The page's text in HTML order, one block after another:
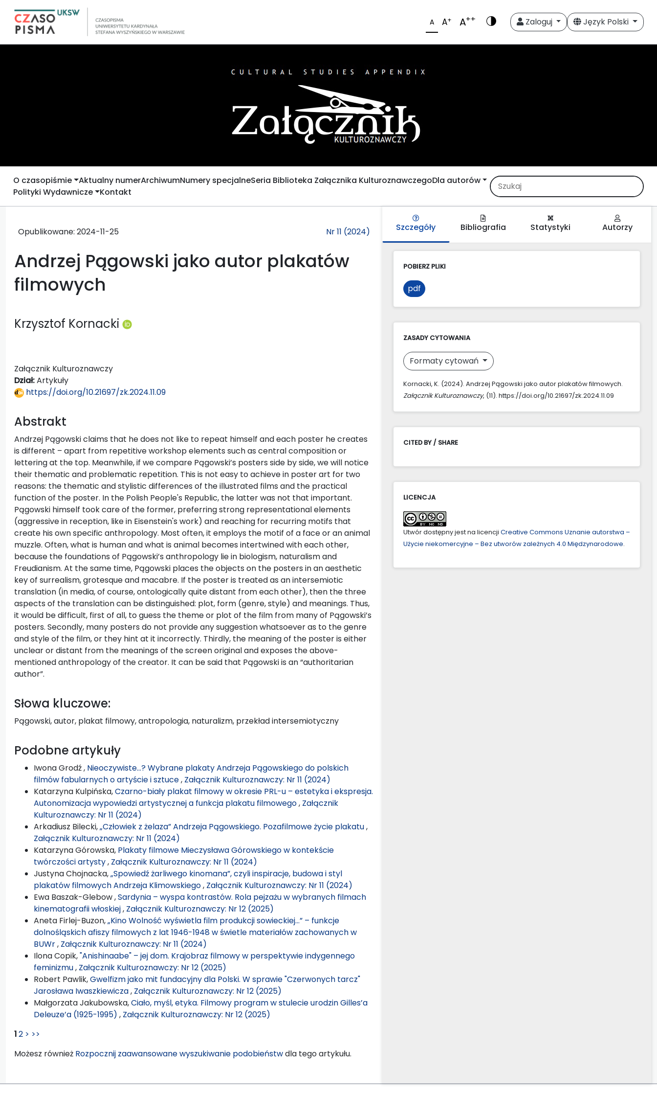
A A+ A++ Zaloguj Język Polski
O czasopiśmie Aktualny numerArchiwumNumery specjalneSeria Biblioteka Załącznika KulturoznawczegoDla autorów
Polityki Wydawnicze Kontakt
Opublikowane: 2024-11-25 Nr 11 (2024)
Andrzej Pągowski jako autor plakatów
filmowych
Krzysztof Kornacki
Załącznik Kulturoznawczy
Dział:Artykuły
https://doi.org/10.21697/zk.2024.11.09
Abstrakt
Andrzej Pągowski claims that he does not like to repeat himself and each poster he creates
is different – apart from repetitive workshop elements such as central composition or
lettering at the top. Meanwhile, if we compare Pągowski’s posters side by side, we will notice
their thematic and problematic repetition. This is not easy to achieve in poster art for two
reasons: the thematic and stylistic differences of the illustrated films and the practical
function of the poster. In the Polish People's Republic, the latter was not that important.
Pągowski himself took care of the former, preferring strong representational elements
(aggressive in reception, like in Eisenstein's work) and reaching for recurring motifs that
create his own specific anthropology. Most often, it employs the motif of a face or an animal
muzzle. Often, what is human and what is animal becomes intertwined with each other,
because the foundations of Pągowski’s anthropology lie in biologism, naturalism and
Freudianism. At the same time, Pągowski places the objects on the posters in an aesthetic
key of surrealism, grotesque and macabre. If the poster is treated as an intersemiotic
translation (in media, of course, ontologically quite distant from each other), then the three
aspects of the translation can be distinguished: plot, form (genre, style) and meanings. Thus,
it would be difficult, first of all, to guess the theme or plot of the film from many of Pągowski’s
posters. Secondly, many posters do not provide any suggestion whatsoever as to the genre
and style of the film, or they hint at it incorrectly. Thirdly, the meaning of the poster is either
unclear or distant from the meanings of the screen original and exposes the above-
mentioned anthropology of the creator. It can be said that Pągowski is an “authoritarian
author”.
Słowa kluczowe:
Pągowski, autor, plakat filmowy, antropologia, naturalizm, przekład intersemiotyczny
Podobne artykuły
Iwona Grodź , Nieoczywiste…? Wybrane plakaty Andrzeja Pągowskiego do polskich
filmów fabularnych o artyście i sztuce, Załącznik Kulturoznawczy: Nr 11 (2024)
Katarzyna Kulpińska,Czarno-biały plakat filmowy w okresie PRL-u – estetyka i ekspresja.
Autonomizacja wypowiedzi artystycznej a funkcja plakatu filmowego, Załącznik
Kulturoznawczy: Nr 11 (2024)
Arkadiusz Bilecki,„Człowiek z żelaza” Andrzeja Pągowskiego. Pozafilmowe życie plakatu,
Załącznik Kulturoznawczy: Nr 11 (2024)
Katarzyna Górowska, Plakaty filmowe Mieczysława Górowskiego w kontekście
twórczości artysty, Załącznik Kulturoznawczy: Nr 11 (2024)
Justyna Chojnacka,„Spowiedź żarliwego kinomana”, czyli inspiracje, budowa i styl
plakatów filmowych Andrzeja Klimowskiego, Załącznik Kulturoznawczy: Nr 11 (2024)
Ewa Baszak-Glebow ,Sardynia – wyspa kontrastów. Rola pejzażu w wybranych filmach
kinematografii włoskiej, Załącznik Kulturoznawczy: Nr 12 (2025)
Aneta Firlej-Buzon,„Kino Wolność wyświetla film produkcji sowieckiej…” – funkcje
dolnośląskich afiszy filmowych z lat 1946-1948 w świetle materiałów zachowanych w
BUWr, Załącznik Kulturoznawczy: Nr 11 (2024)
Ilona Copik,"Anishinaabe" – jej dom. Krajobraz filmowy w perspektywie indygennego
feminizmu, Załącznik Kulturoznawczy: Nr 12 (2025)
Robert Pawlik,Gwelfizm jako mit fundacyjny dla Polski. W sprawie "Czerwonych tarcz"
Jarosława Iwaszkiewicza, Załącznik Kulturoznawczy: Nr 12 (2025)
Małgorzata Jakubowska,Ciało, myśl, etyka. Filmowy program w stulecie urodzin Gilles’a
Deleuze’a (1925-1995) , Załącznik Kulturoznawczy: Nr 12 (2025)
12 > >>
Możesz również Rozpocznij zaawansowane wyszukiwanie podobieństwdla tego artykułu.
Szczegóły Bibliografia Statystyki Autorzy
POBIERZ PLIKI
pdf
ZASADY CYTOWANIA
Formaty cytowań
Kornacki, K. (2024). Andrzej Pągowski jako autor plakatów filmowych.
Załącznik Kulturoznawczy, (11). https://doi.org/10.21697/zk.2024.11.09
CITED BY / SHARE
LICENCJA
Utwór dostępny jest na licencji Creative Commons Uznanie autorstwa –
Użycie niekomercyjne – Bez utworów zależnych 4.0 Międzynarodowe.